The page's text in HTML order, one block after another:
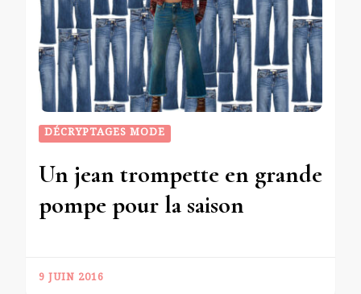
DÉCRYPTAGES MODE
Un jean trompette en grande
pompe pour la saison
9 JUIN 2016